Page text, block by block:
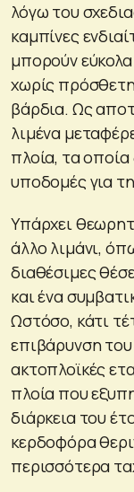
λόγω του
καμπίνες
μπορούν
χωρίς
βάρδια. Ως
λιμένα
πλοία, τα
υποδομές για
Υπάρχει
άλλο λιμάνι,
διαθέσιμες
και ένα
Ωστόσο, κάτι
επιβάρυνση του
ακτοπλοϊκές
πλοία που
διάρκεια του
κερδοφόρα
περισσότερα